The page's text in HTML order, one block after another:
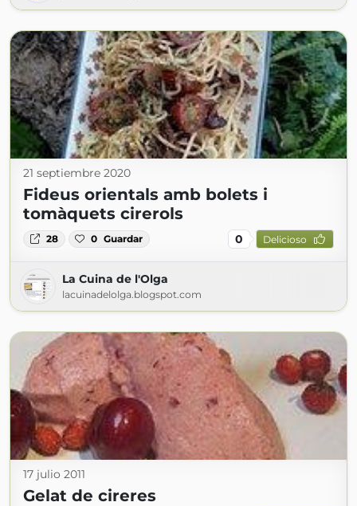
21 septiembre 2020
Fideus orientals amb bolets i
tomàquets cirerols
28 0 Guardar 0 Delicioso
La Cuina de l'Olga
lacuinadelolga.blogspot.com
17 julio 2011
Gelat de cireres